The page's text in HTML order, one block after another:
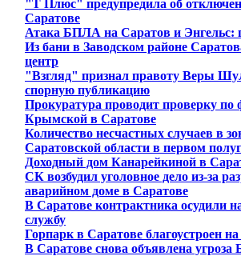
"Т Плюс" предупредила об
Саратове
Атака БПЛА на Саратов и Энгельс:
Из бани в Заводском районе
центр
"Взгляд" признал правоту Веры
спорную публикацию
Прокуратура проводит проверку
Крымской в Саратове
Количество несчастных случаев в
Саратовской области в первом
Доходный дом Канарейкиной в
СК возбудил уголовное дело из-за
аварийном доме в Саратове
В Саратове контрактника осудили
службу
Горпарк в Саратове благоустроен
В Саратове снова объявлена